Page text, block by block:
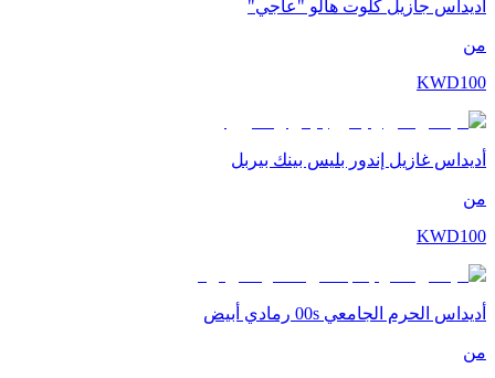
أديداس جازيل كلوت هالو "عاجي"
من
KWD100
أديداس غازيل إندور بليس بينك بيربل
من
KWD100
أديداس الحرم الجامعي 00s رمادي أبيض
من